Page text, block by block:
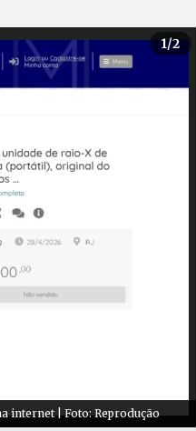
1/2
internet | Foto: Reprodução